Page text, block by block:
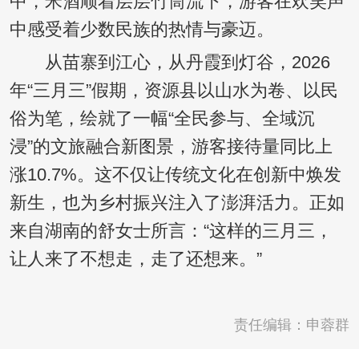
中感受着少数民族的热情与豪迈。
从苗寨到江心，从丹霞到灯谷，2026
年“三月三”假期，资源县以山水为卷、以民
俗为笔，绘就了一幅“全民参与、全域沉
浸”的文旅融合新图景，游客接待量同比上
涨10.7%。这不仅让传统文化在创新中焕发
新生，也为乡村振兴注入了澎湃活力。正如
来自湖南的舒女士所言：“这样的三月三，
让人来了不想走，走了还想来。”
责任编辑：申蓉群